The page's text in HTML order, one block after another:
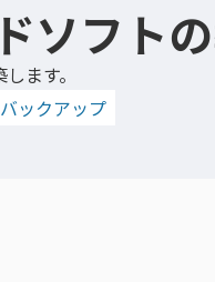
ソフト
ます。
ックアップ